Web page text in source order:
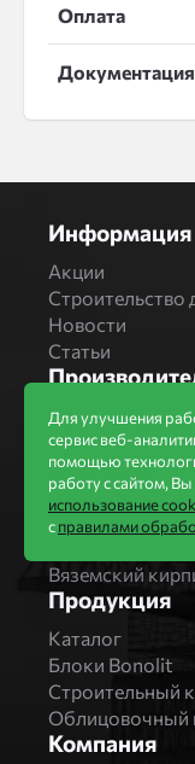
Оплата
Документация
Информация
Акции
Строительство
Новости
Статьи
Бренды
Bonolit
Завод Мстера
Магма Керамик
Вяземский
Продукция
Каталог
Блоки Bonolit
Строительный
Облицовочный
Компания
Для улучшения
сервис веб-
помощью
работу с сайтом,
использование
справилами